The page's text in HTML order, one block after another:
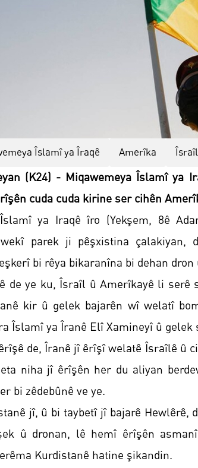
Îslamî ya Îraqê Amerîka Îsraîl
(K24) - Miqawemeya Îslamî ya
cuda cuda kirine ser cihên
ya Iraqê îro (Yekşem, 8ê
parek ji pêşxistina
bi rêya bikaranîna bi dehan
de ye ku, Îsraîl û Amerîkayê li serê
kir û gelek bajarên wî welatî
Îslamî ya Îranê Elî Xamineyî û
de, Îranê jî êrîşî welatê Îsraîlê û
niha jî êrîşên her du aliyan
bi zêdebûnê ve ye.
jî, û bi taybetî jî bajarê Hewlêrê,
û dronan, lê hemî êrîşên
Kurdistanê hatine şikandin.